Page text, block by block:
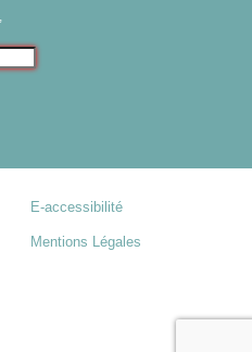
E-accessibilité
Mentions Légales